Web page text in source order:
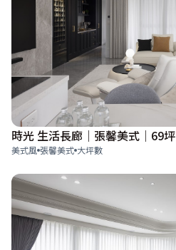
時光 生活長廊｜張馨美式｜69坪
美式風 張馨美式 大坪數